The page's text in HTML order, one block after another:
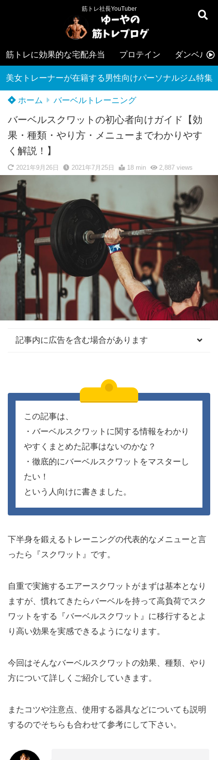
筋トレ社長YouTuber
筋トレに効果的な宅配弁当 プロテイン ダンベル
美女トレーナーが在籍する男性向けパーソナルジム特集
ホーム バーベルトレーニング
バーベルスクワットの初心者向けガイド【効
果・種類・やり方・メニューまでわかりやす
く解説！】
2021年9月26日 2021年7月25日 18 min 2,887 views
記事内に広告を含む場合があります
この記事は、
・バーベルスクワットに関する情報をわかり
やすくまとめた記事はないのかな？
・徹底的にバーベルスクワットをマスターし
たい！
という人向けに書きました。
下半身を鍛えるトレーニングの代表的なメニューと言
ったら『スクワット』です。
自重で実施するエアースクワットがまずは基本となり
ますが、慣れてきたらバーベルを持って高負荷でスク
ワットをする『バーベルスクワット』に移行するとよ
り高い効果を実感できるようになります。
今回はそんなバーベルスクワットの効果、種類、やり
方について詳しくご紹介していきます。
またコツや注意点、使用する器具などについても説明
するのでそちらも合わせて参考にして下さい。